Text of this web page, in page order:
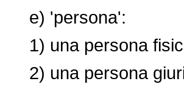
e) 'persona':
1) una persona
2) una persona